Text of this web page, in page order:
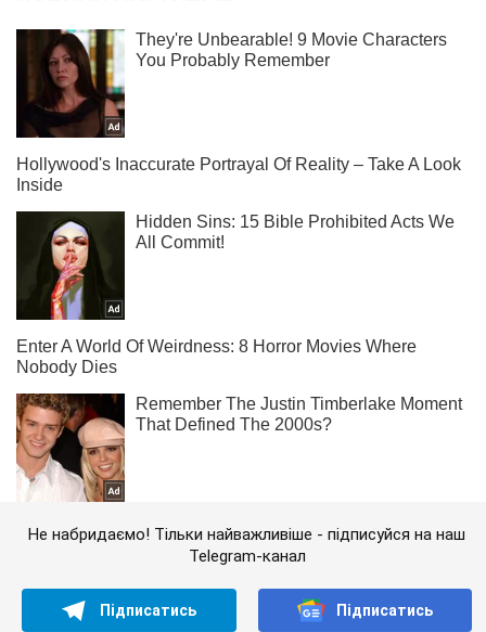
Не набридаємо! Тільки найважливіше - підписуйся на наш
Telegram-канал
Підписатись Підписатись